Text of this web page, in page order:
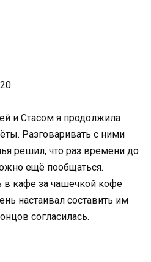
и Стасом я продолжила
Разговаривать с ними
решил, что раз времени до
ещё пообщаться.
кафе за чашечкой кофе
настаивал составить им
согласилась.